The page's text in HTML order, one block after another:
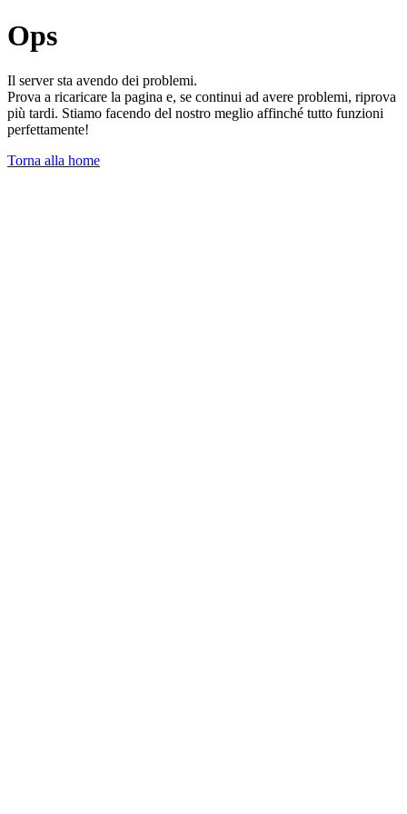
Ops
Il server sta avendo dei problemi.
Prova a ricaricare la pagina e, se continui ad avere problemi, riprova
più tardi. Stiamo facendo del nostro meglio affinché tutto funzioni
perfettamente!
Torna alla home